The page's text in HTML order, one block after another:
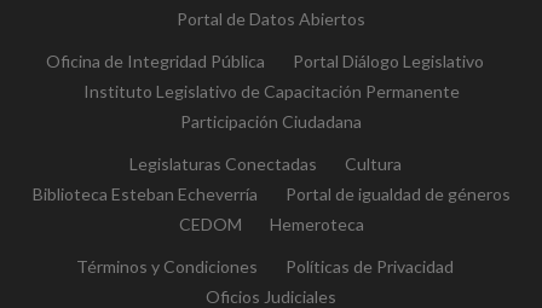
Portal de Datos Abiertos
Oficina de Integridad Pública
Portal Diálogo Legislativo
Instituto Legislativo de Capacitación Permanente
Participación Ciudadana
Legislaturas Conectadas
Cultura
Biblioteca Esteban Echeverría
Portal de igualdad de géneros
CEDOM
Hemeroteca
Términos y Condiciones
Políticas de Privacidad
Oficios Judiciales